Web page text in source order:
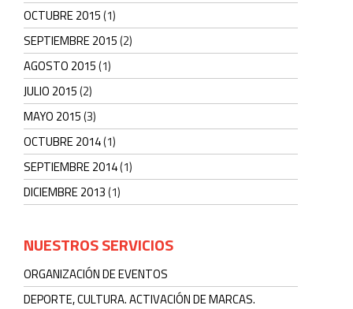
OCTUBRE 2015(1)
SEPTIEMBRE 2015(2)
AGOSTO 2015(1)
JULIO 2015(2)
MAYO 2015(3)
OCTUBRE 2014(1)
SEPTIEMBRE 2014(1)
DICIEMBRE 2013(1)
NUESTROS SERVICIOS
ORGANIZACIÓN DE EVENTOS
DEPORTE, CULTURA. ACTIVACIÓN DE MARCAS.